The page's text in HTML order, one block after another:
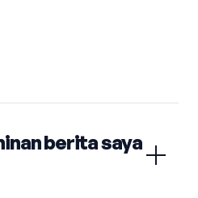
berita saya